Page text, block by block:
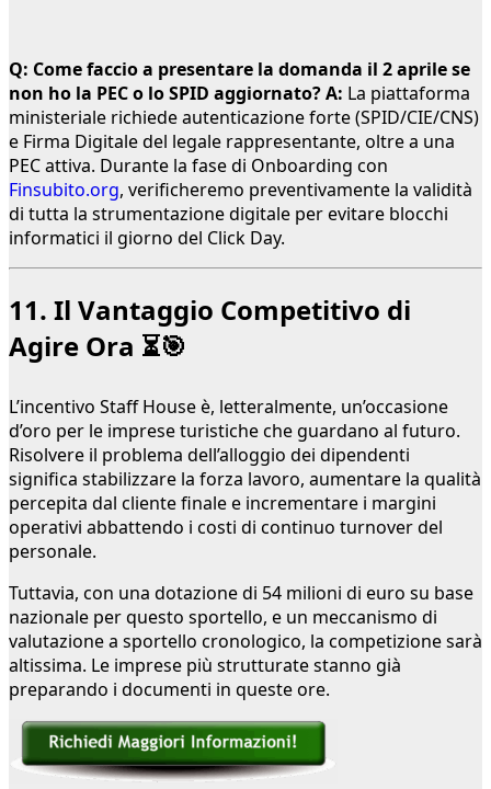
Q: Come faccio a presentare la domanda il 2 aprile se
non ho la PEC o lo SPID aggiornato?A: La piattaforma
ministeriale richiede autenticazione forte (SPID/CIE/CNS)
e Firma Digitale del legale rappresentante, oltre a una
PEC attiva. Durante la fase di Onboarding con
Finsubito.org, verificheremo preventivamente la validità
di tutta la strumentazione digitale per evitare blocchi
informatici il giorno del Click Day.
11. Il Vantaggio Competitivo di
Agire Ora ⏳🎯
L’incentivo Staff House è, letteralmente, un’occasione
d’oro per le imprese turistiche che guardano al futuro.
Risolvere il problema dell’alloggio dei dipendenti
significa stabilizzare la forza lavoro, aumentare la qualità
percepita dal cliente finale e incrementare i margini
operativi abbattendo i costi di continuo turnover del
personale.
Tuttavia, con una dotazione di 54 milioni di euro su base
nazionale per questo sportello, e un meccanismo di
valutazione a sportello cronologico, la competizione sarà
altissima. Le imprese più strutturate stanno già
preparando i documenti in queste ore.